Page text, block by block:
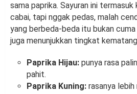
sama paprika. Sayuran ini
cabai, tapi nggak pedas, malah
yang berbeda-beda itu bukan
juga menunjukkan tingkat
Paprika Hijau: punya rasa
pahit.
Paprika Kuning: rasanya lebih